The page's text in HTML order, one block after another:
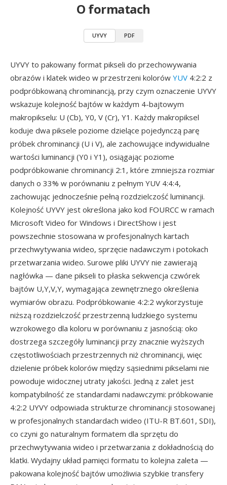
O formatach
UYVY PDF
UYVY to pakowany format pikseli do przechowywania
obrazów i klatek wideo w przestrzeni kolorów YUV 4:2:2 z
podpróbkowaną chrominancją, przy czym oznaczenie UYVY
wskazuje kolejność bajtów w każdym 4-bajtowym
makropikselu: U (Cb), Y0, V (Cr), Y1. Każdy makropiksel
koduje dwa piksele poziome dzielące pojedynczą parę
próbek chrominancji (U i V), ale zachowujące indywidualne
wartości luminancji (Y0 i Y1), osiągając poziome
podpróbkowanie chrominancji 2:1, które zmniejsza rozmiar
danych o 33% w porównaniu z pełnym YUV 4:4:4,
zachowując jednocześnie pełną rozdzielczość luminancji.
Kolejność UYVY jest określona jako kod FOURCC w ramach
Microsoft Video for Windows i DirectShow i jest
powszechnie stosowana w profesjonalnych kartach
przechwytywania wideo, sprzęcie nadawczym i potokach
przetwarzania wideo. Surowe pliki UYVY nie zawierają
nagłówka — dane pikseli to płaska sekwencja czwórek
bajtów U,Y,V,Y, wymagająca zewnętrznego określenia
wymiarów obrazu. Podpróbkowanie 4:2:2 wykorzystuje
niższą rozdzielczość przestrzenną ludzkiego systemu
wzrokowego dla koloru w porównaniu z jasnością: oko
dostrzega szczegóły luminancji przy znacznie wyższych
częstotliwościach przestrzennych niż chrominancji, więc
dzielenie próbek kolorów między sąsiednimi pikselami nie
powoduje widocznej utraty jakości. Jedną z zalet jest
kompatybilność ze standardami nadawczymi: próbkowanie
4:2:2 UYVY odpowiada strukturze chrominancji stosowanej
w profesjonalnych standardach wideo (ITU-R BT.601, SDI),
co czyni go naturalnym formatem dla sprzętu do
przechwytywania wideo i przetwarzania z dokładnością do
klatki. Wydajny układ pamięci formatu to kolejna zaleta —
pakowana kolejność bajtów umożliwia szybkie transfery